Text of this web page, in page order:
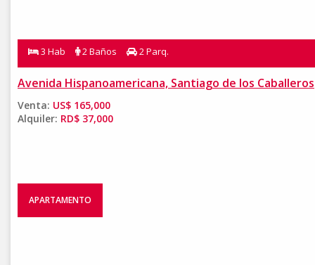
3 Hab 2 Baños 2 Parq.
Avenida Hispanoamericana, Santiago de los Caballeros
Venta: US$ 165,000
Alquiler: RD$ 37,000
APARTAMENTO